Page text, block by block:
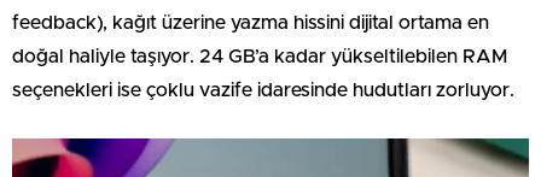
feedback), kağıt üzerine yazma hissini dijital ortama en
doğal haliyle taşıyor. 24 GB’a kadar yükseltilebilen RAM
seçenekleri ise çoklu vazife idaresinde hudutları zorluyor.